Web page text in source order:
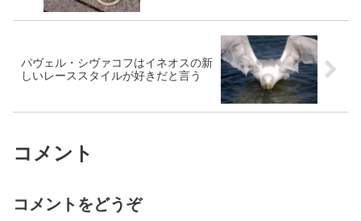
パヴェル・シヴァコフはイネオスの新
しいレーススタイルが好きだと言う
コメント
コメントをどうぞ